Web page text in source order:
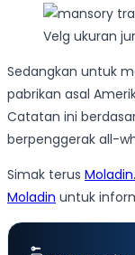
Velg ukuran
Sedangkan untuk
pabrikan asal
Catatan ini
berpenggerak all-
Simak terus
Moladin untuk